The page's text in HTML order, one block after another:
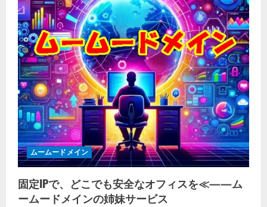
ムームードメイン
固定IPで、どこでも安全なオフィスを≪——ム
ームードメインの姉妹サービス